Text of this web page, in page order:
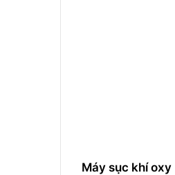
Máy sục khí oxy